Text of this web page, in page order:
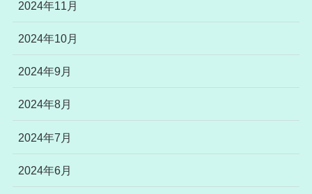
2024年11月
2024年10月
2024年9月
2024年8月
2024年7月
2024年6月